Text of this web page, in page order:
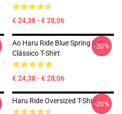
€ 24,38 - € 28,06
Ao Haru Ride Blue Spring Ride
Clássico T-Shirt
€ 24,38 - € 28,06
-20%
Haru Ride Oversized T-Shirt-20%